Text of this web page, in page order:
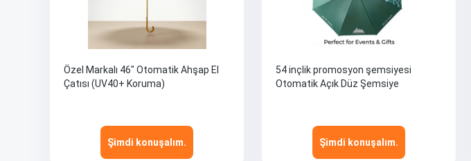
Özel Markalı 46" Otomatik Ahşap El
Çatısı (UV40+ Koruma)
Şimdi konuşalım.
54 inçlik promosyon şemsiyesi
Otomatik Açık Düz Şemsiye
Şimdi konuşalım.